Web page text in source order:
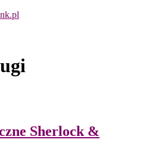
Sherlock &